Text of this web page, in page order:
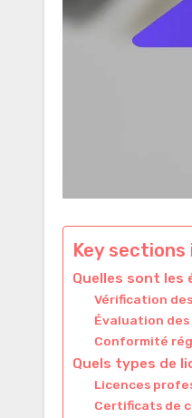
Key
Quelles sont les
Vérification
Évaluation des
Conformité
Quels types de
Licences
Certificats de